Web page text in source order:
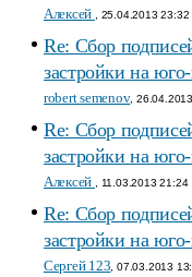
Алексей , 25.04.2013 23:32
Re: Сбор
застройки на
robert semenov,
Re: Сбор
застройки на
Алексей , 11.03.2013 21:24
Re: Сбор
застройки на
Сергей 123 , 07.03.2013